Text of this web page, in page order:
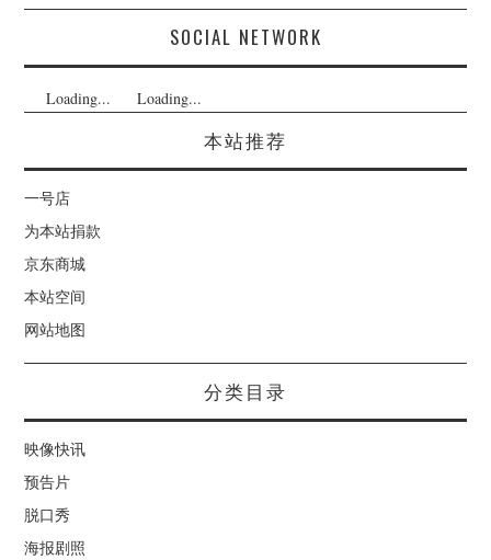
SOCIAL NETWORK
Loading... Loading...
本站推荐
一号店
为本站捐款
京东商城
本站空间
网站地图
分类目录
映像快讯
预告片
脱口秀
海报剧照